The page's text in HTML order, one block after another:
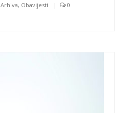
Arhiva, Obavijesti | 0